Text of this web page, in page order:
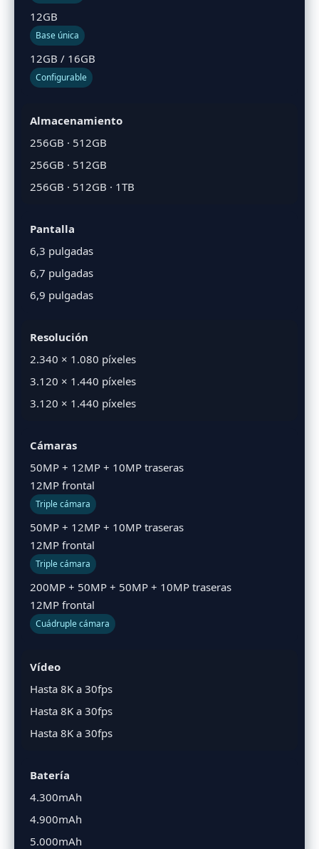
12GB
Base única
12GB / 16GB
Configurable
Almacenamiento
256GB · 512GB
256GB · 512GB
256GB · 512GB · 1TB
Pantalla
6,3 pulgadas
6,7 pulgadas
6,9 pulgadas
Resolución
2.340 × 1.080 píxeles
3.120 × 1.440 píxeles
3.120 × 1.440 píxeles
Cámaras
50MP + 12MP + 10MP traseras
12MP frontal
Triple cámara
50MP + 12MP + 10MP traseras
12MP frontal
Triple cámara
200MP + 50MP + 50MP + 10MP traseras
12MP frontal
Cuádruple cámara
Vídeo
Hasta 8K a 30fps
Hasta 8K a 30fps
Hasta 8K a 30fps
Batería
4.300mAh
4.900mAh
5.000mAh